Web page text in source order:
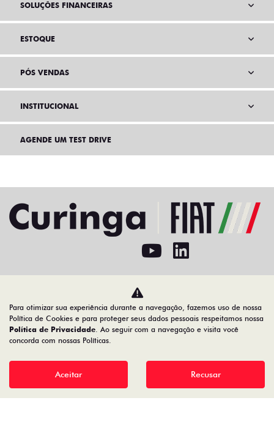
SOLUÇÕES FINANCEIRAS
ESTOQUE
PÓS VENDAS
INSTITUCIONAL
AGENDE UM TEST DRIVE
Desacelere. Seu bem maior é a vida.
02.692.394/0001-11
Para otimizar sua experiência durante a navegação, fazemos uso de nossa
Política de Cookies e para proteger seus dados pessoais respeitamos nossa
Política de Privacidade. Ao seguir com a navegação e visita você
concorda com nossas Políticas.
Aceitar Recusar